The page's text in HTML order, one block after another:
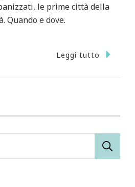
le prime città della
Quando e dove.
Leggi tutto